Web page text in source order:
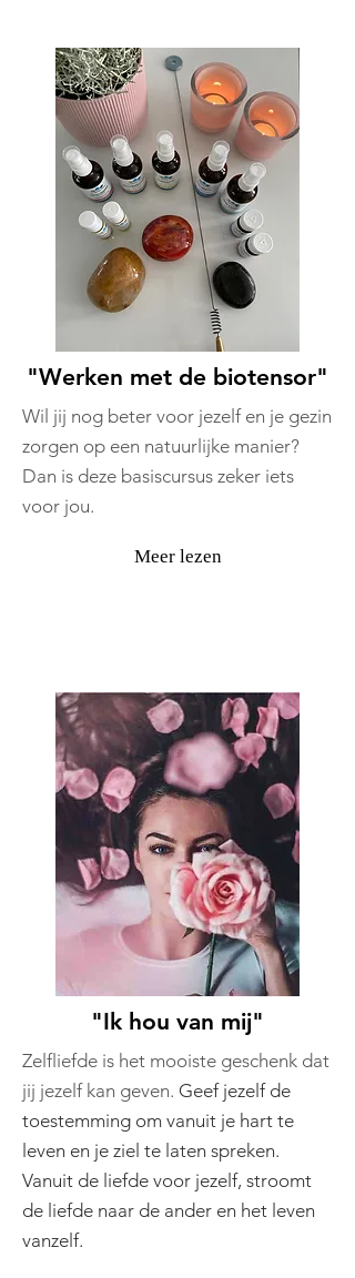
"Werken met de biotensor"
Wil jij nog beter voor jezelf en je gezin
zorgen op een natuurlijke manier?
Dan is deze basiscursus zeker iets
voor jou.
Meer lezen
"Ik hou van mij"
Zelfliefde is het mooiste geschenk dat
jij jezelf kan geven. Geef jezelf de
toestemming om vanuit je hart te
leven en je ziel te laten spreken.
Vanuit de liefde voor jezelf, stroomt
de liefde naar de ander en het leven
vanzelf.